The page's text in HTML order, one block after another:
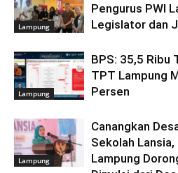
Lampung
Pengurus PWI
Legislator dan
Lampung
BPS: 35,5 Ribu
TPT Lampung
Persen
Lampung
Canangkan
Sekolah
Lampung